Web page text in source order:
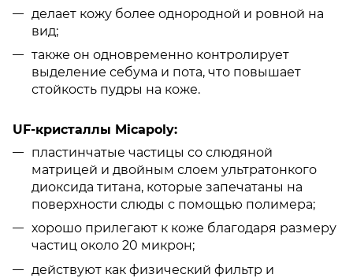
делает кожу более однородной и ровной на
вид;
также он одновременно контролирует
выделение себума и пота, что повышает
стойкость пудры на коже.
UF-кристаллы Micapoly:
пластинчатые частицы со слюдяной
матрицей и двойным слоем ультратонкого
диоксида титана, которые запечатаны на
поверхности слюды с помощью полимера;
хорошо прилегают к коже благодаря размеру
частиц около 20 микрон;
действуют как физический фильтр и